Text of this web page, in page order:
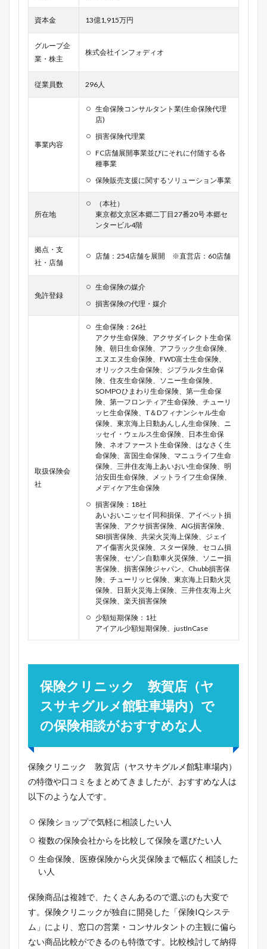
資本金 13億1,915万円
グループ企
業・株主
株式会社インフォディオ
従業員数 296人
事業内容
生命保険コンサルタント業(生命保険代理
店)
損害保険代理業
FC店舗展開事業並びにそれに付随する各
種事業
保険販売支援に関するソリューション事業
所在地
（本社）
東京都文京区本郷二丁目27番20号 本郷セ
ンタービル4階
拠点・支
社・店舗
店舗：254店舗を展開 ※直営店：60店舗
免許登録
生命保険の媒介
損害保険の代理・媒介
取扱保険会
社
生命保険：26社
アクサ生命保険、アクサダイレクト生命保
険、朝日生命保険、アフラック生命保険、
エヌエヌ生命保険、FWD富士生命保険、
オリックス生命保険、ジブラルタ生命保
険、住友生命保険、ソニー生命保険、
SOMPOひまわり生命保険、第一生命保
険、第一フロンティア生命保険、チューリ
ッヒ生命保険、T＆Dフィナンシャル生命
保険、東京海上日動あんしん生命保険、ニ
ッセイ・ウェルス生命保険、日本生命保
険、ネオファースト生命保険、はなさく生
命保険、富国生命保険、マニュライフ生命
保険、三井住友海上あいおい生命保険、明
治安田生命保険、メットライフ生命保険、
メディケア生命保険
損害保険：18社
あいおいニッセイ同和損保、アイペット損
害保険、アクサ損害保険、AIG損害保険、
SBI損害保険、共栄火災海上保険、ジェイ
アイ傷害火災保険、スター保険、セコム損
害保険、セゾン自動車火災保険、ソニー損
害保険、損害保険ジャパン、Chubb損害保
険、チューリッヒ保険、東京海上日動火災
保険、日新火災海上保険、三井住友海上火
災保険、楽天損害保険
少額短期保険：1社
アイアル少額短期保険、justInCase
保険クリニック 敦賀店（ヤ
スサキグルメ館駐車場内）で
の保険相談がおすすめな人
保険クリニック 敦賀店（ヤスサキグルメ館駐車場内）
の特徴や口コミをまとめてきましたが、おすすめな人は
以下のような人です。
保険ショップで気軽に相談したい人
複数の保険会社からを比較して保険を選びたい人
生命保険、医療保険から火災保険まで幅広く相談した
い人
保険商品は複雑で、たくさんあるので選ぶのも大変で
す。保険クリニックが独自に開発した「保険IQシステ
ム」により、窓口の営業・コンサルタントの主観に偏ら
ない商品比較ができるのも特徴です。比較検討して納得